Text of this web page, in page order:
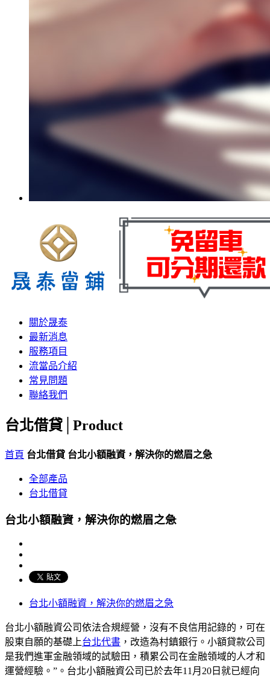
關於晟泰
最新消息
服務項目
流當品介紹
常見問題
聯絡我們
台北借貸│ Product
首頁 台北借貸 台北小額融資，解決你的燃眉之急
全部產品
台北借貸
台北小額融資，解決你的燃眉之急
台北小額融資，解決你的燃眉之急
台北小額融資公司依法合規經營，沒有不良信用記錄的，可在
股東自願的基礎上台北代書 ，改造為村鎮銀行。小額貸款公司
是我們進軍金融領域的試驗田，積累公司在金融領域的人才和
運營經驗。”。台北小額融資公司已於去年11月20日就已經向